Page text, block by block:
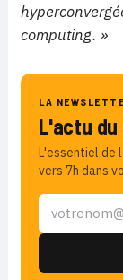
computing. »
LA
L'actu
L'essentiel de
vers 7h dans